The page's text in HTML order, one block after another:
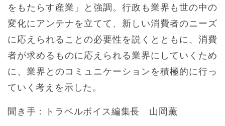
をもたらす産業」と強調。行政も業界も世の中の
変化にアンテナを立てて、新しい消費者のニーズ
に応えられることの必要性を説くとともに、消費
者が求めるものに応えられる業界にしていくため
に、業界とのコミュニケーションを積極的に行っ
ていく考えを示した。
聞き手：トラベルボイス編集長 山岡薫